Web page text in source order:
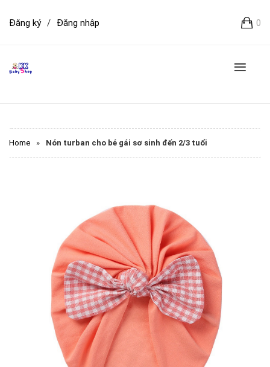
0
Đăng ký / Đăng nhập
Home » Nón turban cho bé gái sơ sinh đến 2/3 tuổi